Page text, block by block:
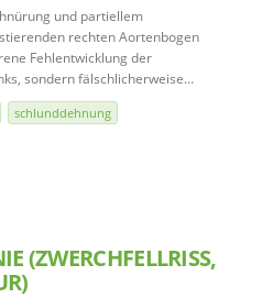
und partiellem
rechten Aortenbogen
Fehlentwicklung der
sondern fälschlicherweise…
schlunddehnung
(ZWERCHFELLRISS, Z